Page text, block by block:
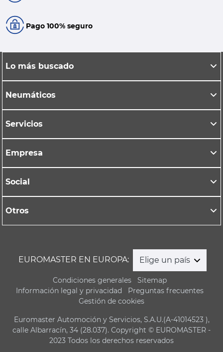
Pago 100% seguro
Lo más buscado
Neumáticos
Servicios
Empresa
Social
Otros
EUROMASTER EN EUROPA: Elige un país
Condiciones generales
Sitemap
Información legal y privacidad
Preguntas frecuentes
Gestión de cookies
Euromaster Automoción y Servicios, S.A.U.(A-41014523 ),
calle Albarracín, 34 (28.037). Copyright © EUROMASTER -
2023 Todos los derechos reservados